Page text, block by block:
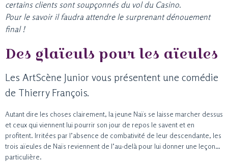
certains clients sont soupçonnés du vol du Casino.
Pour le savoir il faudra attendre le surprenant dénouement
final !
Des glaïeuls pour les aïeules
Les ArtScène Junior vous présentent une comédie
de Thierry François.
Autant dire les choses clairement, la jeune Naïs se laisse marcher dessus
et ceux qui viennent lui pourrir son jour de repos le savent et en
profitent. Irritées par l’absence de combativité de leur descendante, les
trois aïeules de Naïs reviennent de l’au-delà pour lui donner une leçon…
particulière.